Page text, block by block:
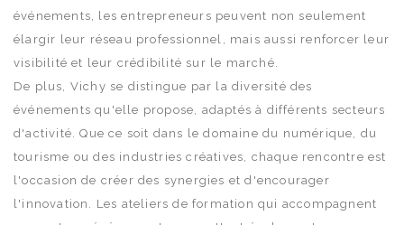
événements, les entrepreneurs peuvent non seulement
élargir leur réseau professionnel, mais aussi renforcer leur
visibilité et leur crédibilité sur le marché.
De plus, Vichy se distingue par la diversité des
événements qu'elle propose, adaptés à différents secteurs
d'activité. Que ce soit dans le domaine du numérique, du
tourisme ou des industries créatives, chaque rencontre est
l'occasion de créer des synergies et d'encourager
l'innovation. Les ateliers de formation qui accompagnent